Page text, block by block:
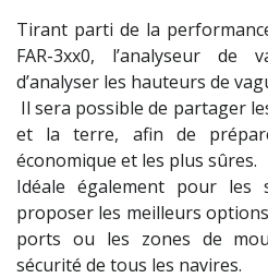
Tirant parti de la
FAR-3xx0, l’analyseur de
d’analyser les hauteurs de
Il sera possible de partager
et la terre, afin de
économique et les plus sûres.
Idéale également pour les
proposer les meilleurs
ports ou les zones de
sécurité de tous les navires.